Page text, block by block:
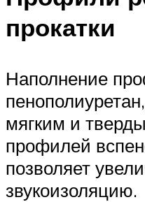
прокатки
Наполнение
мягким и
профилей
позволяет
звукоизоляцию.